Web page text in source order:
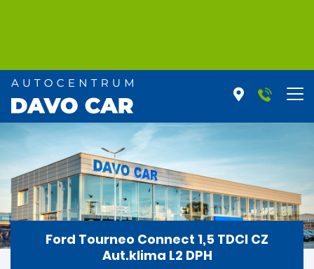
Ford Tourneo Connect 1,5 TDCI CZ
Aut.klima L2 DPH